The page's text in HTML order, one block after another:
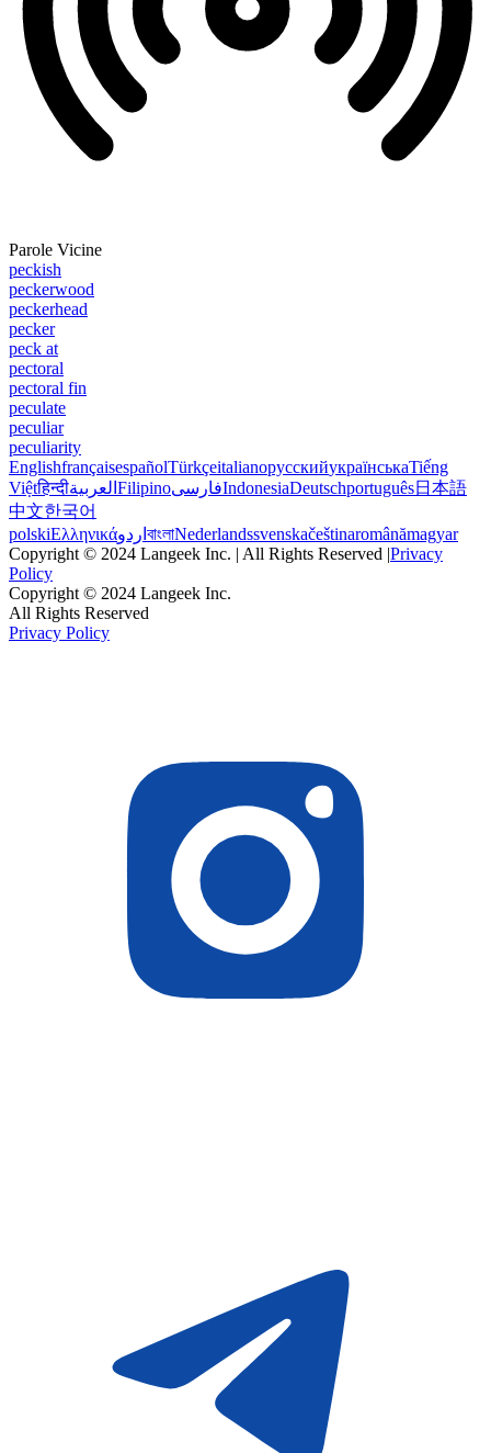
Parole Vicine
peckish
peckerwood
peckerhead
pecker
peck at
pectoral
pectoral fin
peculate
peculiar
peculiarity
EnglishfrançaisespañolTürkçeitalianoрусскийукраїнськаTiếng
Việtहिन्दीالعربية FilipinoفارسیIndonesiaDeutschportuguês日本語
中文한국어
polskiΕλληνικάاردو বাংলাNederlandssvenskačeštinaromânămagyar
Copyright © 2024 Langeek Inc. | All Rights Reserved |Privacy
Policy
Copyright © 2024 Langeek Inc.
All Rights Reserved
Privacy Policy